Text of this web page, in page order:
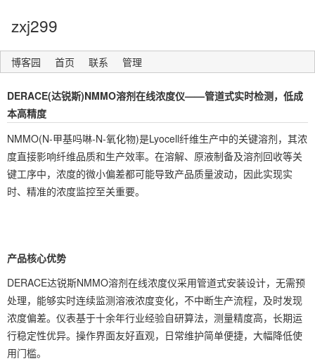
zxj299
博客园 首页 联系 管理
DERACE(达锐斯)NMMO溶剂在线浓度仪——管道式实时检测，低成
本高精度
NMMO(N-甲基吗啉-N-氧化物)是Lyocell纤维生产中的关键溶剂，其浓
度直接影响纤维品质和生产效率。在溶解、原液制备及溶剂回收等关
键工序中，浓度的微小偏差都可能导致产品质量波动，因此实现实
时、精准的浓度监控至关重要。
产品核心优势
DERACE达锐斯NMMO溶剂在线浓度仪采用管道式安装设计，无需预
处理，能够实时连续监测溶液浓度变化，不中断生产流程，及时发现
浓度偏差。仪表基于十余年行业经验自研算法，测量精度高，长期运
行稳定性优异。操作界面友好直观，日常维护简单便捷，大幅降低使
用门槛。